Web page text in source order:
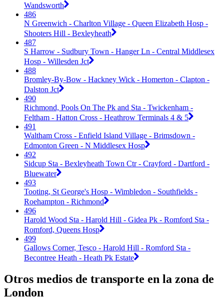
Wandsworth
486
N Greenwich - Charlton Village - Queen Elizabeth Hosp -
Shooters Hill - Bexleyheath
487
S Harrow - Sudbury Town - Hanger Ln - Central Middlesex
Hosp - Willesden Jct
488
Bromley-By-Bow - Hackney Wick - Homerton - Clapton -
Dalston Jct
490
Richmond, Pools On The Pk and Sta - Twickenham -
Feltham - Hatton Cross - Heathrow Terminals 4 & 5
491
Waltham Cross - Enfield Island Village - Brimsdown -
Edmonton Green - N Middlesex Hosp
492
Sidcup Sta - Bexleyheath Town Ctr - Crayford - Dartford -
Bluewater
493
Tooting, St George's Hosp - Wimbledon - Southfields -
Roehampton - Richmond
496
Harold Wood Sta - Harold Hill - Gidea Pk - Romford Sta -
Romford, Queens Hosp
499
Gallows Corner, Tesco - Harold Hill - Romford Sta -
Becontree Heath - Heath Pk Estate
Otros medios de transporte en la zona de
London